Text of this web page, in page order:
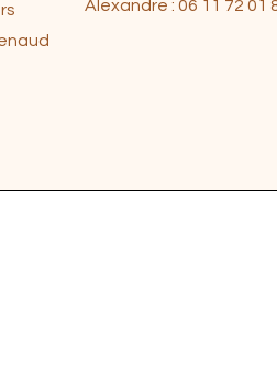
Alexandre : 06 11 72 01